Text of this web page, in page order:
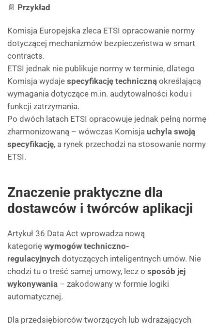
📄 Przykład
Komisja Europejska zleca ETSI opracowanie normy
dotyczącej mechanizmów bezpieczeństwa w smart
contracts.
ETSI jednak nie publikuje normy w terminie, dlatego
Komisja wydaje specyfikację techniczną określającą
wymagania dotyczące m.in. audytowalności kodu i
funkcji zatrzymania.
Po dwóch latach ETSI opracowuje jednak pełną normę
zharmonizowaną – wówczas Komisja uchyla swoją
specyfikację, a rynek przechodzi na stosowanie normy
ETSI.
Znaczenie praktyczne dla
dostawców i twórców aplikacji
Artykuł 36 Data Act wprowadza nową
kategorię wymogów techniczno-
regulacyjnych dotyczących inteligentnych umów. Nie
chodzi tu o treść samej umowy, lecz o sposób jej
wykonywania – zakodowany w formie logiki
automatycznej.
Dla przedsiębiorców tworzących lub wdrażających